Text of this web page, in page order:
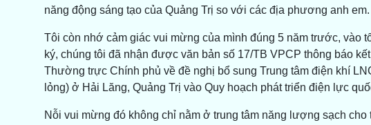
năng động sáng tạo của Quảng Trị so với các địa phương anh em.
Tôi còn nhớ cảm giác vui mừng của mình đúng 5 năm trước, vào
ký, chúng tôi đã nhận được văn bản số 17/TB VPCP thông báo
Thường trực Chính phủ về đề nghị bổ sung Trung tâm điện khí
lỏng) ở Hải Lăng, Quảng Trị vào Quy hoạch phát triển điện lực
Nỗi vui mừng đó không chỉ nằm ở trung tâm năng lượng sạch